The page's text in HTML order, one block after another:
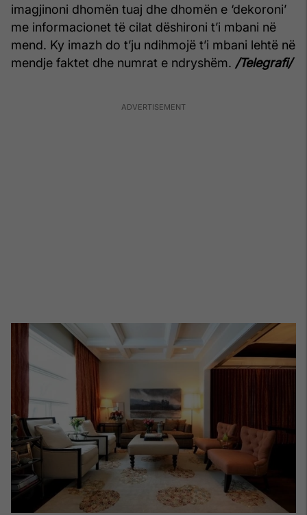
imagjinoni dhomën tuaj dhe dhomën e ‘dekoroni’
me informacionet të cilat dëshironi t’i mbani në
mend. Ky imazh do t’ju ndihmojë t’i mbani lehtë në
mendje faktet dhe numrat e ndryshëm. /Telegrafi/